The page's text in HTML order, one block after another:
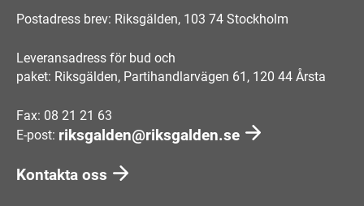
Postadress brev: Riksgälden, 103 74 Stockholm
Leveransadress för bud och
paket: Riksgälden, Partihandlarvägen 61, 120 44 Årsta
Fax: 08 21 21 63
E-post: riksgalden@riksgalden.se
Kontakta oss